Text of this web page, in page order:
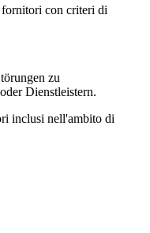
con criteri di
zu
Dienstleistern.
inclusi nell'ambito di